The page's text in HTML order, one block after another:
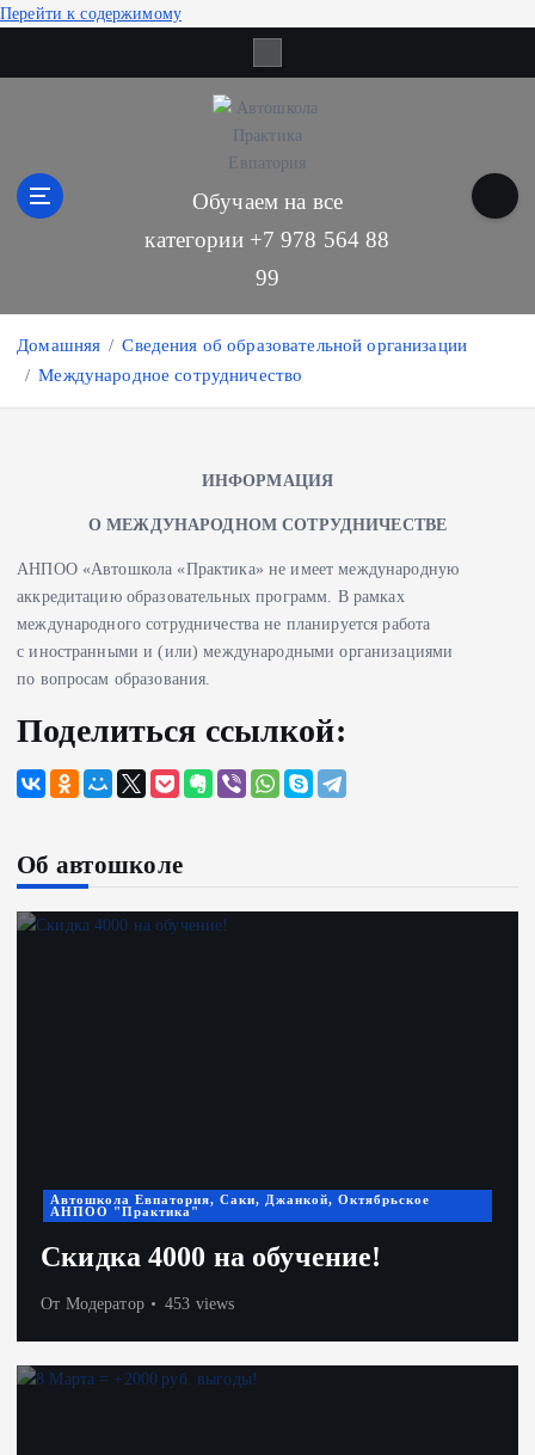
Перейти к содержимому
Обучаем на все
категории +7 978 564 88
99
Домашняя
Сведения об образовательной организации
Международное сотрудничество
ИНФОРМАЦИЯ
О МЕЖДУНАРОДНОМ СОТРУДНИЧЕСТВЕ
АНПОО «Автошкола «Практика» не имеет международную
аккредитацию образовательных программ. В рамках
международного сотрудничества не планируется работа
с иностранными и (или) международными организациями
по вопросам образования.
Поделиться ссылкой:
Об автошколе
Автошкола Евпатория, Саки, Джанкой, Октябрьское
АНПОО "Практика"
Скидка 4000 на обучение!
От Модератор 453 views